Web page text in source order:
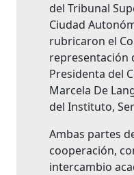
del Tribunal
Ciudad
rubricaron el
representación
Presidenta del
Marcela De
del Instituto,
Ambas partes
cooperación,
intercambio